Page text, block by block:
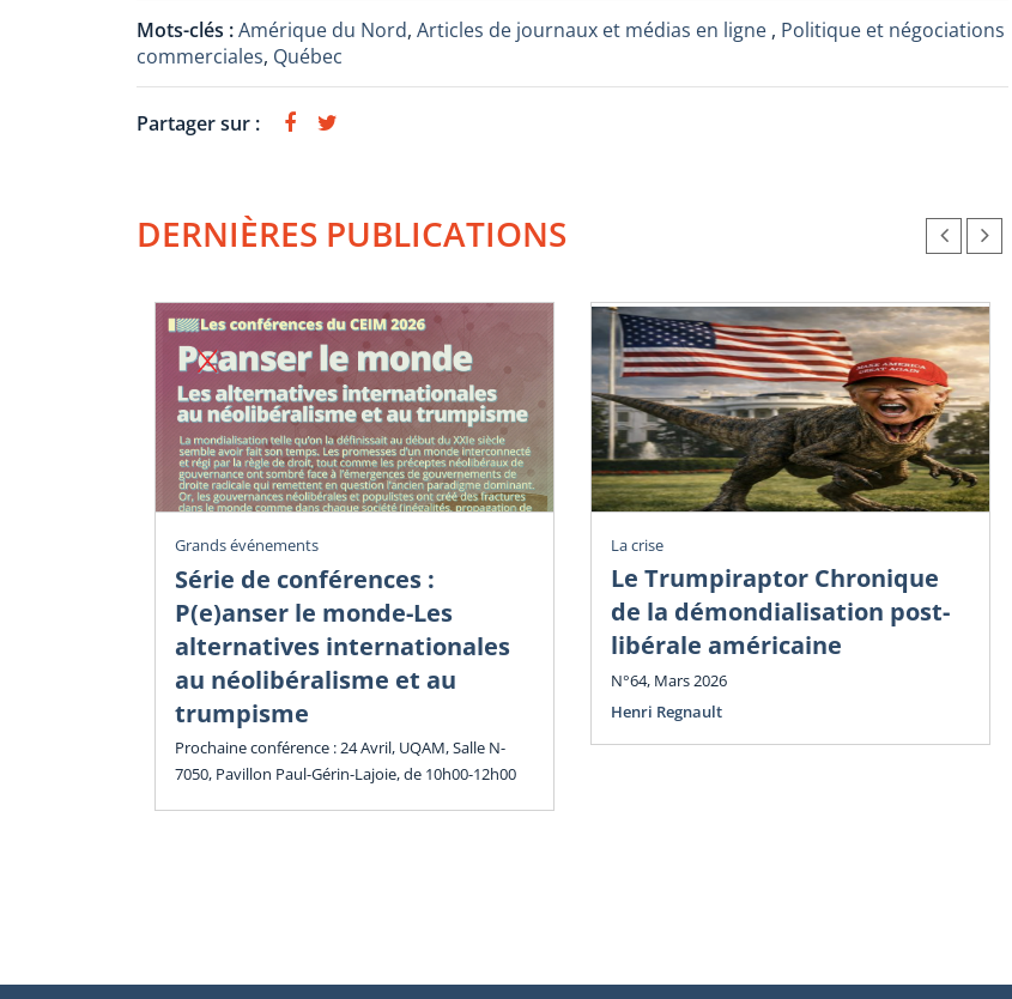
Mots-clés :Amérique du Nord, Articles de journaux et médias en ligne , Politique et négociations
commerciales, Québec
Partager sur :
DERNIÈRES PUBLICATIONS
Grands événements
Série de conférences :
P(e)anser le monde-Les
alternatives internationales
au néolibéralisme et au
trumpisme
Prochaine conférence : 24 Avril, UQAM, Salle N-
7050, Pavillon Paul-Gérin-Lajoie, de 10h00-12h00
La crise
Le Trumpiraptor Chronique
de la démondialisation post-
libérale américaine
N°64, Mars 2026
Henri Regnault